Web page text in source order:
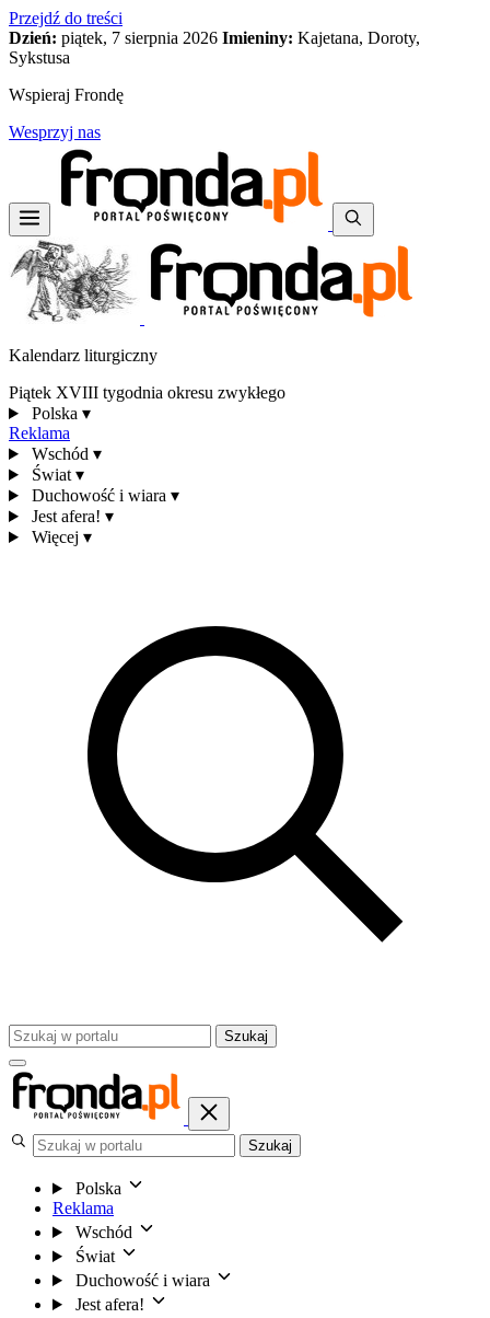
Przejdź do treści
Dzień: piątek, 7 sierpnia 2026 Imieniny: Kajetana, Doroty,
Sykstusa
Wspieraj Frondę
Wesprzyj nas
Kalendarz liturgiczny
Piątek XVIII tygodnia okresu zwykłego
Polska ▾
Reklama
Wschód ▾
Świat ▾
Duchowość i wiara ▾
Jest afera! ▾
Więcej ▾
Szukaj
Szukaj
Polska
Reklama
Wschód
Świat
Duchowość i wiara
Jest afera!